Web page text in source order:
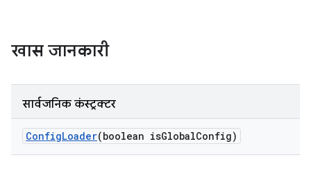
खास जानकारी
सार्वजनिक कंस्ट्रक्टर
ConfigLoader(boolean isGlobalConfig)